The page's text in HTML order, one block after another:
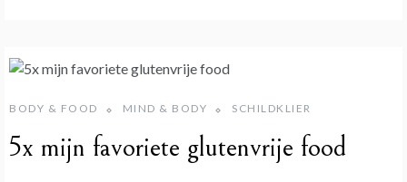
BODY & FOOD MIND & BODY SCHILDKLIER
5x mijn favoriete glutenvrije food